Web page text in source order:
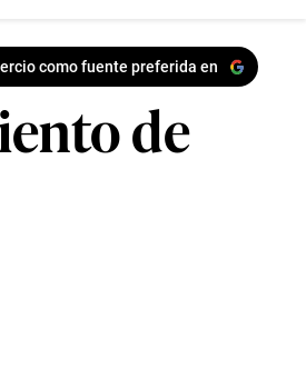
como fuente preferida en
de